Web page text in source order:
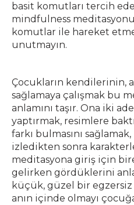
basit komutları tercih
mindfulness
komutlar ile hareket
unutmayın.
Çocukların kendilerinin,
sağlamaya çalışmak bu
anlamını taşır. Ona iki
yaptırmak, resimlere
farkı bulmasını
izledikten sonra
meditasyona giriş için
gelirken gördüklerini
küçük, güzel bir
anın içinde olmayı